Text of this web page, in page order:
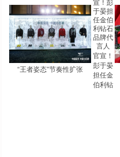
“王者姿态”节奏性扩张
官宣！
彭于晏
担任金
伯利钻